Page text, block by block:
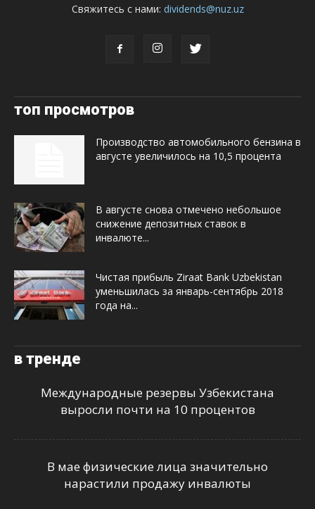
Свяжитесь с нами: dividends@nuz.uz
топ просмотров
Производство автомобильного бензина в
августе увеличилось на 10,5 процента
В августе снова отмечено небольшое
снижение депозитных ставок в
инвалюте...
Чистая прибыль Ziraat Bank Uzbekistan
уменьшилась за январь-сентябрь 2018
года на...
в тренде
Международные резервы Узбекистана
выросли почти на 10 процентов
В мае физические лица значительно
нарастили продажу инвалюты